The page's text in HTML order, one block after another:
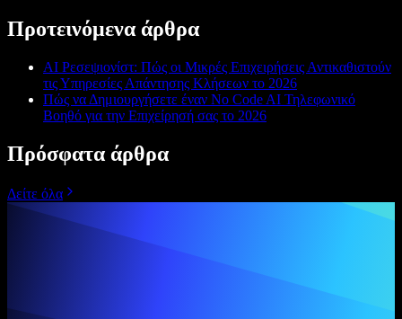
Προτεινόμενα άρθρα
AI Ρεσεψιονίστ: Πώς οι Μικρές Επιχειρήσεις Αντικαθιστούν
τις Υπηρεσίες Απάντησης Κλήσεων το 2026
Πώς να Δημιουργήσετε έναν No Code AI Τηλεφωνικό
Βοηθό για την Επιχείρησή σας το 2026
Πρόσφατα άρθρα
Δείτε όλα